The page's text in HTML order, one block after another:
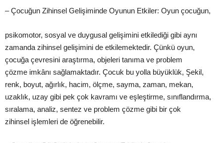
– Çocuğun Zihinsel Gelişiminde Oyunun Etkiler: Oyun çocuğun,
psikomotor, sosyal ve duygusal gelişimini etkilediği gibi aynı
zamanda zihinsel gelişimini de etkilemektedir. Çünkü oyun,
çocuğa çevresini araştırma, objeleri tanıma ve problem
çözme imkânı sağlamaktadır. Çocuk bu yolla büyüklük, Şekil,
renk, boyut, ağırlık, hacim, ölçme, sayma, zaman, mekan,
uzaklık, uzay gibi pek çok kavramı ve eşleştirme, sınıflandırma,
sıralama, analiz, sentez ve problem çözme gibi bir çok
zihinsel işlemleri de öğrenebilir.